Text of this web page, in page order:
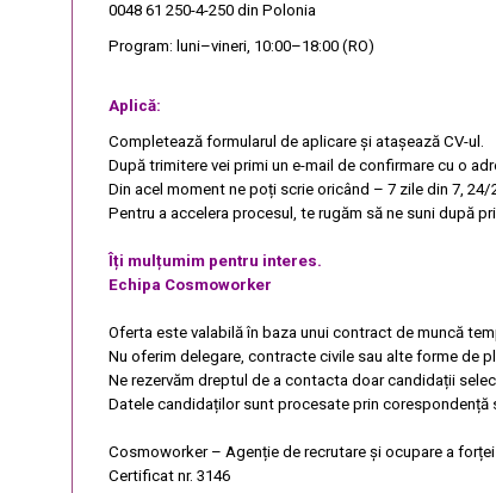
0048 61 250-4-250 din Polonia
Program: luni–vineri, 10:00–18:00 (RO)
Aplică:
Completează formularul de aplicare și atașează CV-ul.
După trimitere vei primi un e-mail de confirmare cu o
Din acel moment ne poți scrie oricând – 7 zile din 7, 24/
Pentru a accelera procesul, te rugăm să ne suni după
Îți mulțumim pentru interes.
Echipa Cosmoworker
Oferta este valabilă în baza unui contract de muncă
Nu oferim delegare, contracte civile sau alte forme de
Ne rezervăm dreptul de a contacta doar candidații
Datele candidaților sunt procesate prin corespondență
Cosmoworker – Agenție de recrutare și ocupare a
Certificat nr. 3146